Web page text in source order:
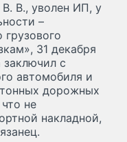
В., уволен ИП, у
–
грузового
31 декабря
заключил с
автомобиля и
дорожных
не
накладной,